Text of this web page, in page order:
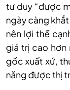
tư duy “được
ngày càng
nên lợi thế
giá trị cao hơn
gốc xuất xứ,
năng được thị